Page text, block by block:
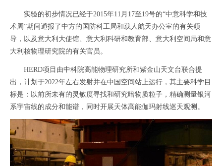
实验的初步情况已经于2015年11 月 17至19号的“中意科学和技
术周”期间通报了中方的国防科工局和载人航天办公室的有关领
导，以及意大利大使馆、意大利科研和教育部、意大利空间局和意
大利核物理研究院的有关官员。
HERD项目由中科院高能物理研究所和紫金山天文台联合提
出，计划于2022年左右发射并在中国空间站上运行，其主要科学目
标是：以前所未有的灵敏度寻找和研究暗物质粒子，精确测量银河
系宇宙线的成分和能谱，同时开展天体高能伽玛射线巡天观测。